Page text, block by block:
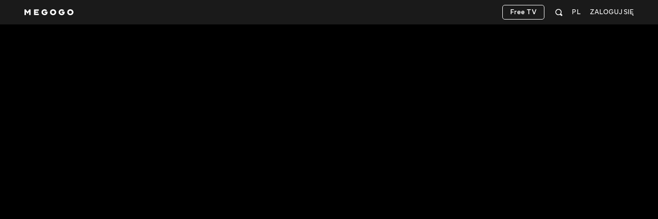
ZALOGUJ SIĘ
PL
Free TV